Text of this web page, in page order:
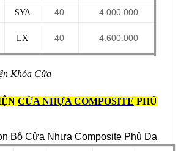
SYA 40 4.000.000
LX 40 4.600.000
Khóa Cửa
CỬA NHỰA COMPOSITE PHỦ
Bộ Cửa Nhựa Composite Phủ Da